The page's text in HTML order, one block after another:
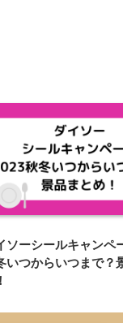
ソーシールキャンペ
いつからいつまで？